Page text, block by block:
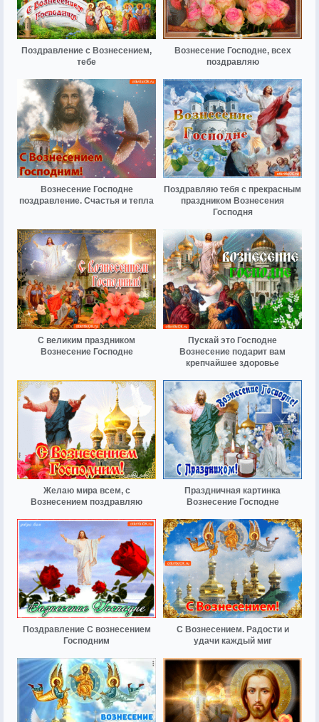
Поздравление с Вознесением,
тебе
Вознесение Господне, всех
поздравляю
Вознесение Господне
поздравление. Счастья и тепла
Поздравляю тебя с прекрасным
праздником Вознесения
Господня
С великим праздником
Вознесение Господне
Пускай это Господне
Вознесение подарит вам
крепчайшее здоровье
Желаю мира всем, с
Вознесением поздравляю
Праздничная картинка
Вознесение Господне
Поздравление С вознесением
Господним
С Вознесением. Радости и
удачи каждый миг